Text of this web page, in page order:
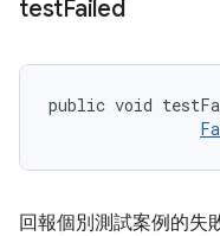
testFailed
public void
回報個別測試案例的失